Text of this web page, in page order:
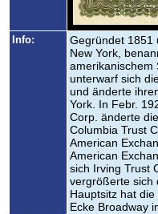
Info:
Gegründet 1851
New York,
amerikanischem
unterwarf sich
und änderte
York. In Febr.
Corp. änderte
Columbia Trust
American
American
sich Irving Trust
vergrößerte sich
Hauptsitz hat
Ecke Broadway